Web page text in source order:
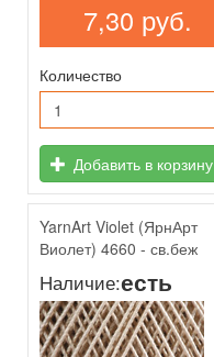
7,30 руб.
Количество
Добавить в корзину
YarnArt Violet (ЯрнАрт
Виолет) 4660 - св.беж
Наличие:есть